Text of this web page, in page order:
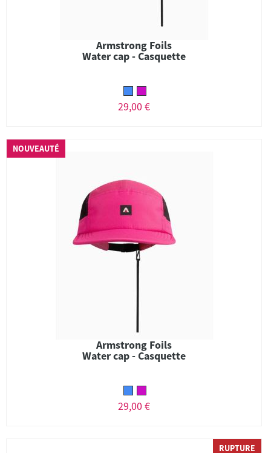
Armstrong Foils
Water cap - Casquette
29,00 €
NOUVEAUTÉ
Armstrong Foils
Water cap - Casquette
29,00 €
RUPTURE